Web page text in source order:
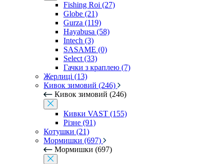
Fishing Roi (27)
Globe (21)
Gurza (119)
Hayabusa (58)
Intech (3)
SASAME (0)
Select (33)
Гачки з краплею (7)
Жерлиці (13)
Кивок зимовий (246)
Кивок зимовий (246)
Кивки VAST (155)
Різне (91)
Котушки (21)
Мормишки (697)
Мормишки (697)